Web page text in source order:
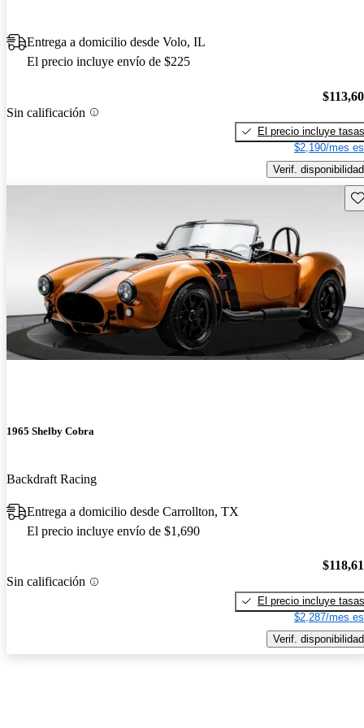
Entrega a domicilio desde Volo, IL
El precio incluye envío de $225
Sin calificación
El precio incluye tasas
$2,190/mes
Verif. disponibilidad
1965 Shelby Cobra
Backdraft Racing
Entrega a domicilio desde Carrollton, TX
El precio incluye envío de $1,690
Sin calificación
El precio incluye tasas
$2,287/mes
Verif. disponibilidad